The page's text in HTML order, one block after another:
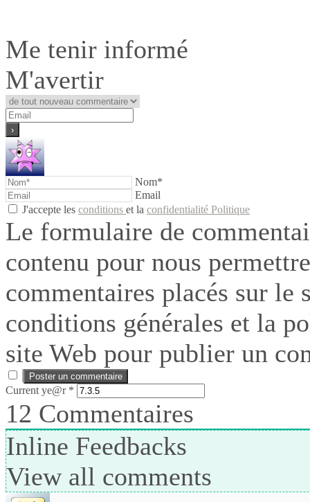
Me tenir informé
M'avertir
Nom*
Email
J'accepte les conditions et la confidentialité Politique
Le formulaire de
contenu pour nous
commentaires placés sur
conditions générales et la
site Web pour publier un
Current ye@r *
12 Commentaires
Inline Feedbacks
View all comments